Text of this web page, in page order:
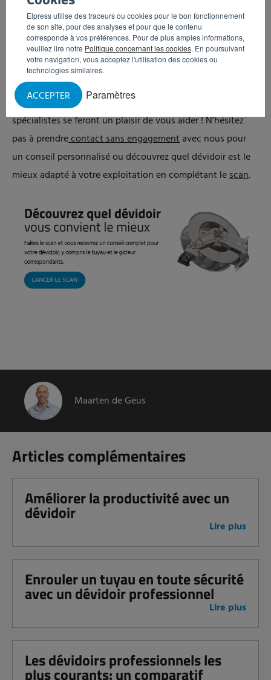
Elpress utilise des traceurs ou cookies pour le bon fonctionnement
de son site, pour des analyses et pour que le contenu
corresponde à vos préférences. Pour de plus amples informations,
veuillez lire notre Politique concernant les cookies. En poursuivant
votre navigation, vous acceptez l'utilisation des cookies ou
technologies similaires.
Paramètres
ACCEPTER
dévidoirs pour votre
entreprise ?
Vous souhaitez savoir comment utiliser les dévidoirs de
manière sûre et efficace dans votre ou vos locaux ? Nos
spécialistes se feront un plaisir de vous aider ! N’hésitez
pas à prendrecontact sans engagementavec nous pour
un conseil personnalisé ou découvrez quel dévidoir est le
mieux adapté à votre exploitation en complétant lescan.
Maarten de Geus
Articles complémentaires
Améliorer la productivité avec un
dévidoir
Lire plus
Enrouler un tuyau en toute sécurité
avec un dévidoir professionnel
Lire plus
Les dévidoirs professionnels les
plus courants: un comparatif